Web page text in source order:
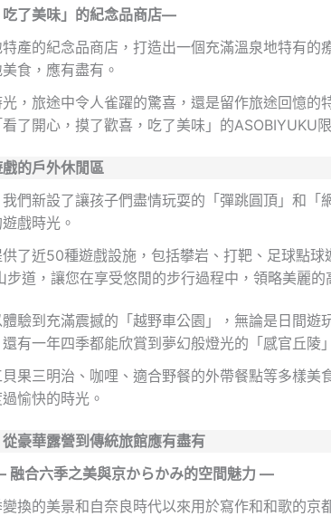
了美味」的紀念品商店—
產的紀念品商店，打造出一個充滿溫泉地特有
食，應有盡有。
，旅途中令人雀躍的驚喜，還是留作旅途回憶
了開心，摸了歡喜，吃了美味」的ASOBIYUKU
的戶外休閒區
們新設了讓孩子們盡情玩耍的「彈跳圓頂」和
戲時光。
了近50種遊戲設施，包括攀岩、打靶、足球點
步道，讓您在享受悠閒的步行過程中，領略美麗的
驗到充滿震撼的「越野車公園」，無論是日間
有一年四季都能欣賞到夢幻般燈光的「感官丘陵
果三明治、咖哩、適合野餐的外帶餐點等多樣
愉快的時光。
豪華露營到傳統旅館應有盡有
融合六季之美與京からかみ的空間魅力 —
換的美景和自奈良時代以來用於寫作和和歌的